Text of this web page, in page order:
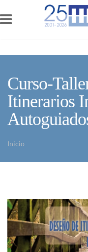
Pasar al contenido principal
Curso-
Itinerarios
Inicio